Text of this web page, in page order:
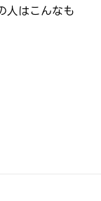
人はこんなも